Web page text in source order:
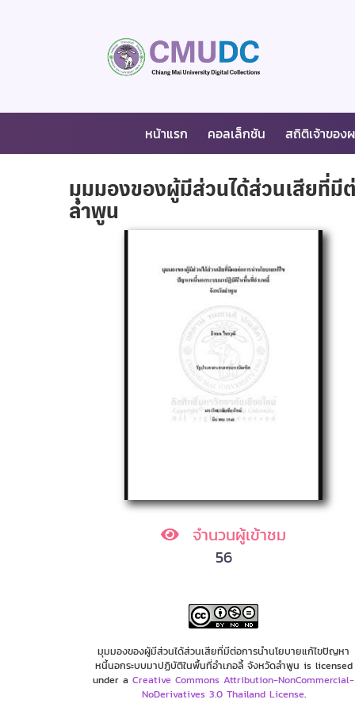
หน้าแรก คอลเล็กชัน สถิติเจ้าของ
มุมมองของผู้มีส่วนได้ส่วนเสียที่มี
ลำพูน
จำนวนผู้เข้าชม
56
มุมมองของผู้มีส่วนได้ส่วนเสียที่มีต่อการนำนโยบายแก้ไขปัญหา
หนี้นอกระบบมาปฏิบัติในพื้นที่อำเภอลี้ จังหวัดลำพูน is licensed
under a Creative Commons Attribution-NonCommercial-
NoDerivatives 3.0 Thailand License.